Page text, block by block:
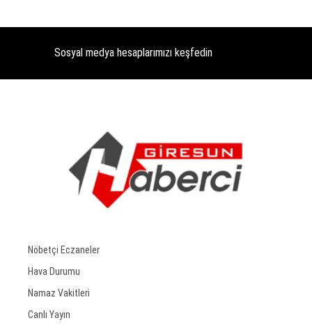
Sosyal medya hesaplarımızı keşfedin
Nöbetçi Eczaneler
Hava Durumu
Namaz Vakitleri
Canlı Yayın